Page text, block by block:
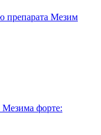
препарата Мезим
форте: